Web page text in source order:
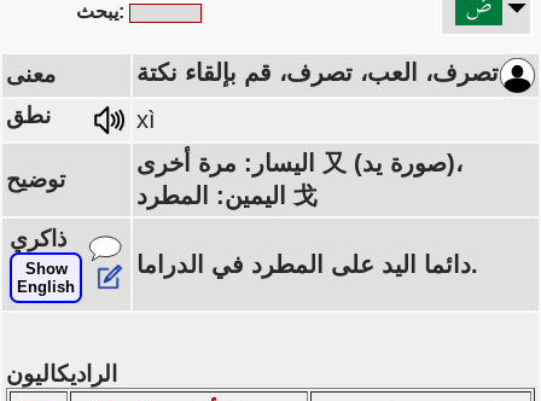
يبحث:
معنى تصرف، العب، تصرف، قم بإلقاء نكتة
نطق xì
توضيح
اليسار: مرة أخرى 又 (صورة يد)،
اليمين: المطرد 戈
ذاكري
Show
English
دائما اليد على المطرد في الدراما.
الراديكاليون